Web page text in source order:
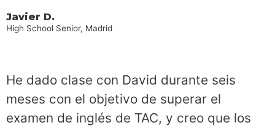
Javier D.
High School Senior, Madrid
He dado clase con David durante seis
meses con el objetivo de superar el
examen de inglés de TAC, y creo que los